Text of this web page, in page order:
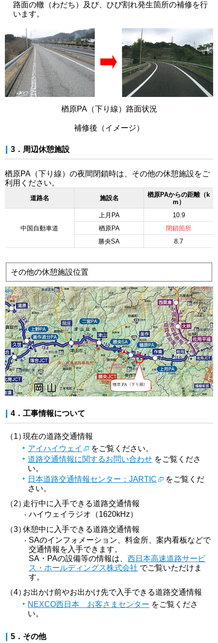
路面の轍（わだち）及び、ひび割れ発生箇所の補修を行
います。
楢原PA（下り線）路面状況
補修後（イメージ）
3．周辺休憩施設
楢原PA（下り線）の夜間閉鎖時は、その他の休憩施設をご
利用ください。
道路名 施設名
楢原PAからの距離（k
m）
中国自動車道
上月PA
10.9
楢原PA
閉鎖箇所
勝央SA
8.7
その他の休憩施設位置
4．工事情報について
（1）現在の道路交通情報
アイハイウェイ
をご覧ください。
道路交通情報に関するお問い合わせ をご覧くださ
い。
日本道路交通情報センター：JARTIC
をご覧くだ
さい。
（2）走行中に入手できる道路交通情報
ハイウェイラジオ（1620kHz）
（3）休憩中に入手できる道路交通情報
SAのインフォメーション、料金所、案内看板などで
交通情報を入手できます。
SA・PAの設備等の情報は、 西日本高速道路サービ
ス・ホールディングス株式会社 でご覧いただけま
す。
（4）お出かけ前やお出かけ先で入手できる道路交通情報
NEXCO西日本 お客さまセンター をご覧くださ
い。
5．その他